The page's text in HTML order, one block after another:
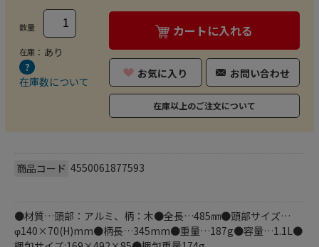
数量
在庫： あり
在庫数について
カートに入れる
お気に入り お問い合わせ
在庫以上のご注文について
商品コード 4550061877593
●材質…頭部：アルミ、柄：木●全長…485㎜●頭部サイズ…
φ140×70(H)mm●柄長…345mm●重量…187g●容量…1.1L●